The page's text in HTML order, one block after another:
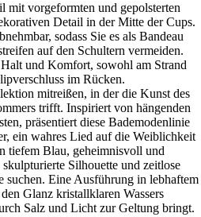
vorgeformten und gepolsterten
Detail in der Mitte der Cups.
sodass Sie es als Bandeau
auf den Schultern vermeiden.
und Komfort, sowohl am Strand
im Rücken.
mitreißen, in der die Kunst des
trifft. Inspiriert von hängenden
präsentiert diese Bademodenlinie
ein wahres Lied auf die Weiblichkeit
tiefem Blau, geheimnisvoll und
Silhouette und zeitlose
suchen. Eine Ausführung in lebhaftem
Glanz kristallklaren Wassers
Salz und Licht zur Geltung bringt.